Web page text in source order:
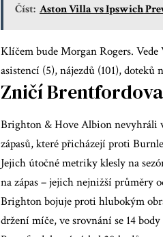
Číst: Aston Villa vs Ipswich
Klíčem bude Morgan Rogers.
asistencí (5), nájezdů (101), doteků
Zničí
Brighton & Hove Albion nevyhráli
zápasů, které přicházejí proti
Jejich útočné metriky klesly na
na zápas – jejich nejnižší průměry
Brighton bojuje proti hlubokým
držení míče, ve srovnání se 14